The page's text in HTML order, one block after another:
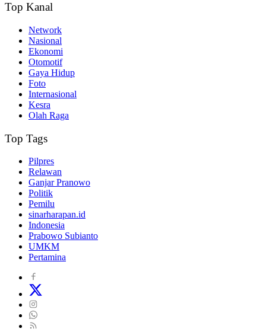
Top Kanal
Network
Nasional
Ekonomi
Otomotif
Gaya Hidup
Foto
Internasional
Kesra
Olah Raga
Top Tags
Pilpres
Relawan
Ganjar Pranowo
Politik
Pemilu
sinarharapan.id
Indonesia
Prabowo Subianto
UMKM
Pertamina